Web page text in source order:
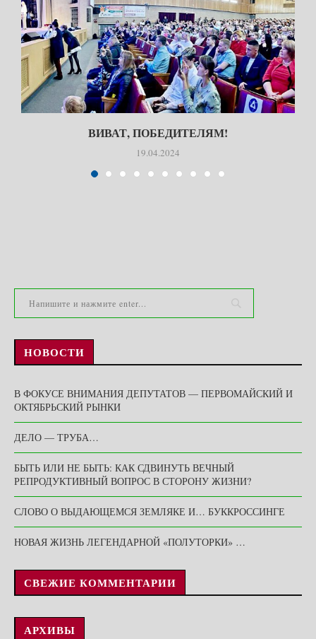
ВИВАТ, ПОБЕДИТЕЛЯМ!
19.04.2024
НОВОСТИ
В ФОКУСЕ ВНИМАНИЯ ДЕПУТАТОВ — ПЕРВОМАЙСКИЙ И
ОКТЯБРЬСКИЙ РЫНКИ
ДЕЛО — ТРУБА…
БЫТЬ ИЛИ НЕ БЫТЬ: КАК СДВИНУТЬ ВЕЧНЫЙ
РЕПРОДУКТИВНЫЙ ВОПРОС В СТОРОНУ ЖИЗНИ?
СЛОВО О ВЫДАЮЩЕМСЯ ЗЕМЛЯКЕ И… БУККРОССИНГЕ
НОВАЯ ЖИЗНЬ ЛЕГЕНДАРНОЙ «ПОЛУТОРКИ» …
СВЕЖИЕ КОММЕНТАРИИ
АРХИВЫ